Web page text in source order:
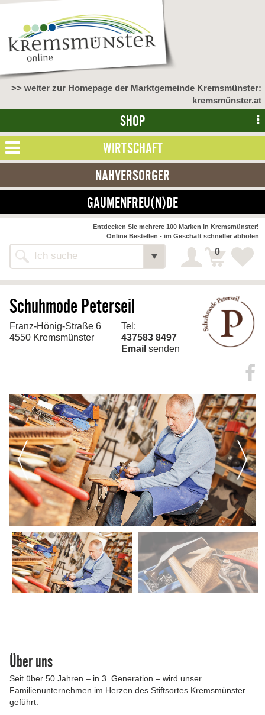
>> weiter zur Homepage der Marktgemeinde Kremsmünster:
kremsmünster.at
SHOP
WIRTSCHAFT
NAHVERSORGER
GAUMENFREU(N)DE
Alle Webseiten
Entdecken Sie mehrere 100 Marken in Kremsmünster!
Online Bestellen - im Geschäft schneller abholen
0
zurück
Startseite
Über uns
Leistungen
Öffnungszeiten
Schuhmode Peterseil
Franz-Hönig-Straße 6
4550 Kremsmünster
Tel:
437583 8497
Email senden
Über uns
Seit über 50 Jahren – in 3. Generation – wird unser
Familienunternehmen im Herzen des Stiftsortes Kremsmünster
geführt.